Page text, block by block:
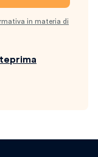
in materia di